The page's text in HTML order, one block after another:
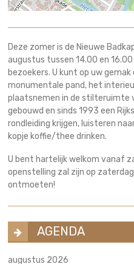
Deze zomer is de Nieuwe
augustus tussen 14.00 en
bezoekers. U kunt op uw
monumentale pand, het
plaatsnemen in de stilteruimte
gebouwd en sinds 1993 een
rondleiding krijgen, luisteren
kopje koffie/thee drinken.
U bent hartelijk welkom vanaf
openstelling zal zijn op
ontmoeten!
AGENDA
augustus 2026